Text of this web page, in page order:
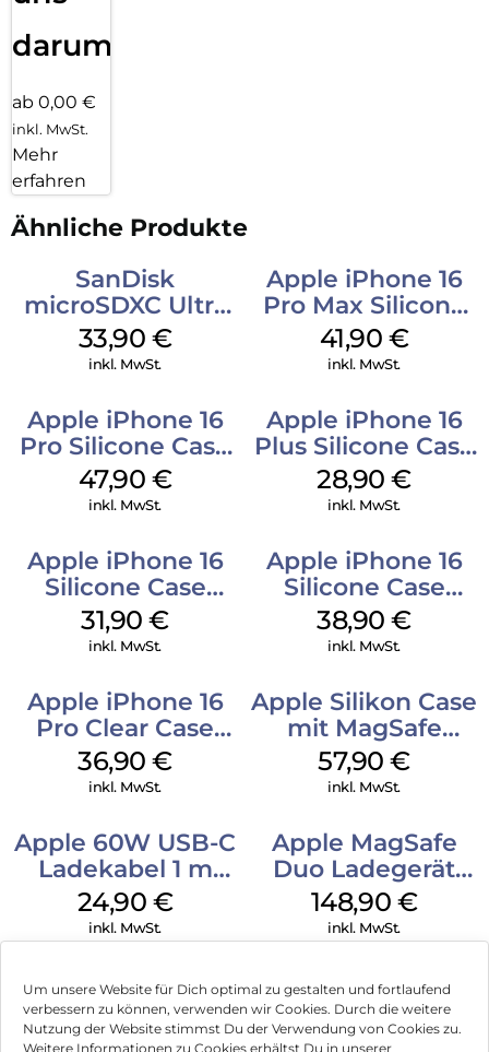
Um unsere Website für Dich optimal zu gestalten und fortlaufend
verbessern zu können, verwenden wir Cookies. Durch die weitere
Nutzung der Website stimmst Du der Verwendung von Cookies zu.
Weitere Informationen zu Cookies erhältst Du in unserer
darum!
ab 0,00 €
inkl. MwSt.
Mehr
erfahren
Ähnliche Produkte
SanDisk
microSDXC Ultra
128 GB + Adapter
Mobile
33,90 €
inkl. MwSt.
Apple iPhone 16
Pro Max Silicone
Case MagSafe
Ultramarine
41,90 €
inkl. MwSt.
Apple iPhone 16
Pro Silicone Case
MagSafe Denim
47,90 €
inkl. MwSt.
Apple iPhone 16
Plus Silicone Case
MagSafe Black
28,90€
inkl. MwSt.
Apple iPhone 16
Silicone Case
MagSafe Fuchsia
31,90€
inkl. MwSt.
Apple iPhone 16
Silicone Case
MagSafe
Ultramarine
38,90€
inkl. MwSt.
Apple iPhone 16
Pro Clear Case
MagSafe
Transparent
36,90€
inkl. MwSt.
Apple Silikon Case
mit MagSafe
iPhone 14 Pro
(PRODUCT)RED
57,90€
inkl. MwSt.
Apple 60W USB-C
Ladekabel 1 m
Weiß
24,90 €
inkl. MwSt.
Apple MagSafe
Duo Ladegerät
Weiß
148,90 €
inkl. MwSt.
Impressum